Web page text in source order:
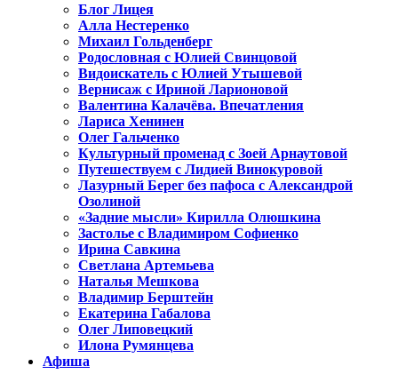
Блог Лицея
Алла Нестеренко
Михаил Гольденберг
Родословная с Юлией Свинцовой
Видоискатель с Юлией Утышевой
Вернисаж с Ириной Ларионовой
Валентина Калачёва. Впечатления
Лариса Хенинен
Олег Гальченко
Культурный променад с Зоей Арнаутовой
Путешествуем с Лидией Винокуровой
Лазурный Берег без пафоса с Александрой
Озолиной
«Задние мысли» Кирилла Олюшкина
Застолье с Владимиром Софиенко
Ирина Савкина
Светлана Артемьева
Наталья Мешкова
Владимир Берштейн
Екатерина Габалова
Олег Липовецкий
Илона Румянцева
Афиша